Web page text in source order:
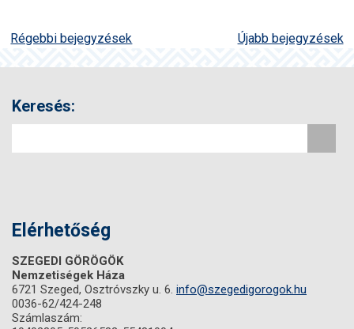
Bejegyzés
navigáció
Régebbi bejegyzések Újabb bejegyzések
Keresés:
Elérhetőség
SZEGEDI GÖRÖGÖK
Nemzetiségek Háza
6721 Szeged, Osztróvszky u. 6. info@szegedigorogok.hu
0036-62/424-248
Számlaszám: